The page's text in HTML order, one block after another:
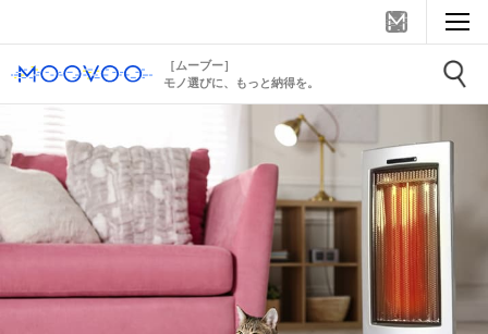
［ムーブー］
モノ選びに、もっと納得を。